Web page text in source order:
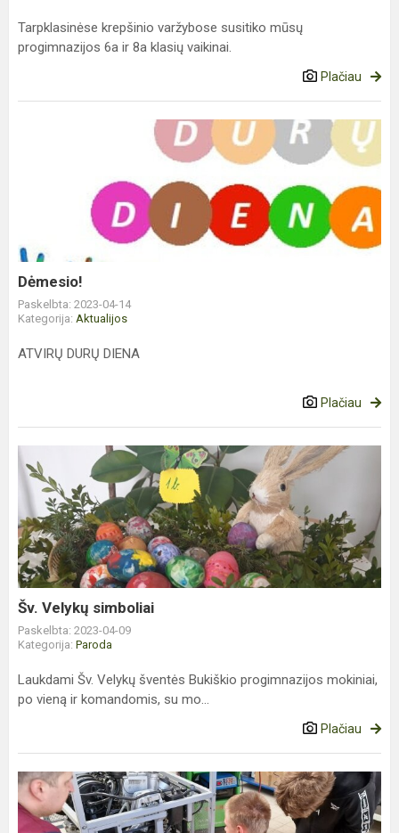
Tarpklasinėse krepšinio varžybose susitiko mūsų
progimnazijos 6a ir 8a klasių vaikinai.
Plačiau
Dėmesio!
Paskelbta: 2023-04-14
Kategorija: Aktualijos
ATVIRŲ DURŲ DIENA
Plačiau
Šv.
Velykų
simboliai
Šv. Velykų simboliai
Paskelbta: 2023-04-09
Kategorija: Paroda
Laukdami Šv. Velykų šventės Bukiškio progimnazijos mokiniai,
po vieną ir komandomis, su mo...
Plačiau
Fizikos
pamoka
kitaip